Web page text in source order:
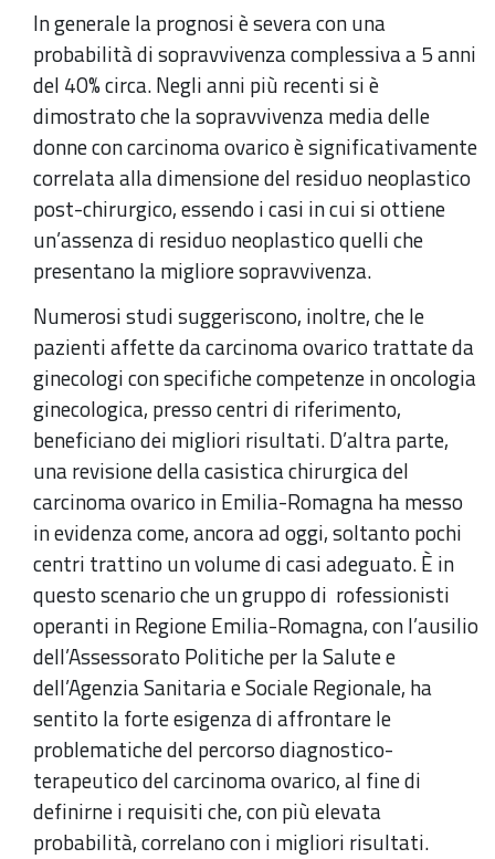
In generale la prognosi è severa con una
probabilità di sopravvivenza complessiva a 5 anni
del 40% circa. Negli anni più recenti si è
dimostrato che la sopravvivenza media delle
donne con carcinoma ovarico è significativamente
correlata alla dimensione del residuo neoplastico
post-chirurgico, essendo i casi in cui si ottiene
un’assenza di residuo neoplastico quelli che
presentano la migliore sopravvivenza.
Numerosi studi suggeriscono, inoltre, che le
pazienti affette da carcinoma ovarico trattate da
ginecologi con specifiche competenze in oncologia
ginecologica, presso centri di riferimento,
beneficiano dei migliori risultati. D’altra parte,
una revisione della casistica chirurgica del
carcinoma ovarico in Emilia-Romagna ha messo
in evidenza come, ancora ad oggi, soltanto pochi
centri trattino un volume di casi adeguato. È in
questo scenario che un gruppo di rofessionisti
operanti in Regione Emilia-Romagna, con l’ausilio
dell’Assessorato Politiche per la Salute e
dell’Agenzia Sanitaria e Sociale Regionale, ha
sentito la forte esigenza di affrontare le
problematiche del percorso diagnostico-
terapeutico del carcinoma ovarico, al fine di
definirne i requisiti che, con più elevata
probabilità, correlano con i migliori risultati.